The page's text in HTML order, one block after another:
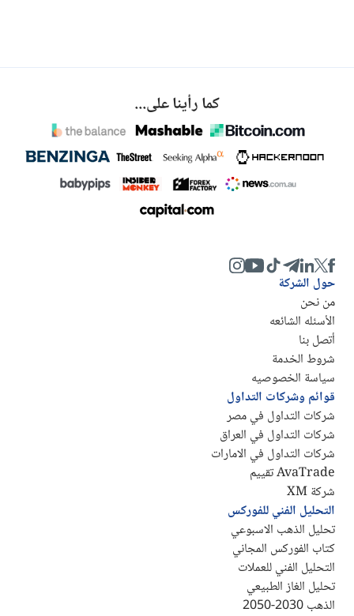
كما رأينا على...
حول الشركة
من نحن
الأسئله الشائعه
أتصل بنا
شروط الخدمة
سياسة الخصوصيه
قوائم وشركات التداول
شركات التداول في مصر
شركات التداول في العراق
شركات التداول في الامارات
AvaTrade تقييم
شركة XM
التحليل الفني للفوركس
تحليل الذهب الاسبوعي
كتاب الفوركس المجاني
التحليل الفني للعملات
تحليل الغاز الطبيعي
الذهب 2030-2050